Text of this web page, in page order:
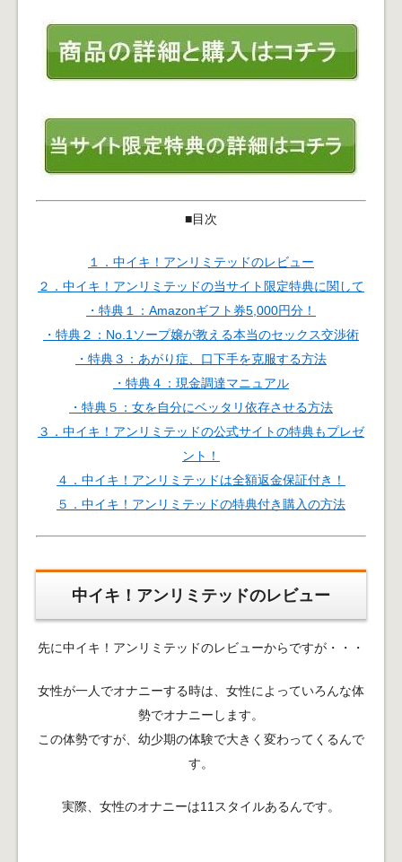
■目次
１．中イキ！アンリミテッドのレビュー
２．中イキ！アンリミテッドの当サイト限定特典に関して
・特典１：Amazonギフト券5,000円分！
・特典２：No.1ソープ嬢が教える本当のセックス交渉術
・特典３：あがり症、口下手を克服する方法
・特典４：現金調達マニュアル
・特典５：女を自分にベッタリ依存させる方法
３．中イキ！アンリミテッドの公式サイトの特典もプレゼ
ント！
４．中イキ！アンリミテッドは全額返金保証付き！
５．中イキ！アンリミテッドの特典付き購入の方法
中イキ！アンリミテッドのレビュー
先に中イキ！アンリミテッドのレビューからですが・・・
女性が一人でオナニーする時は、女性によっていろんな体
勢でオナニーします。
この体勢ですが、幼少期の体験で大きく変わってくるんで
す。
実際、女性のオナニーは11スタイルあるんです。